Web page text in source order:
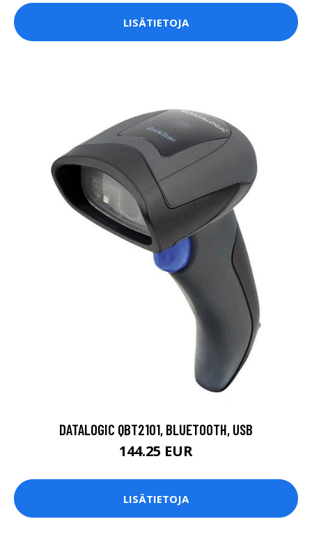
LISÄTIETOJA
DATALOGIC QBT2101, BLUETOOTH, USB
144.25 EUR
LISÄTIETOJA